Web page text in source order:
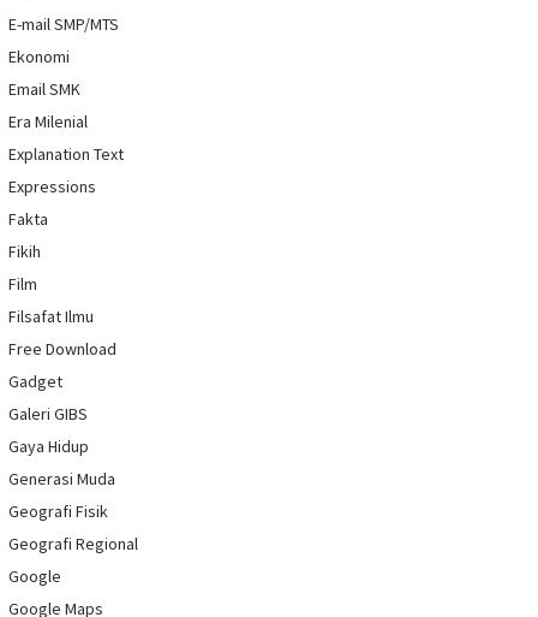
E-mail SMP/MTS
Ekonomi
Email SMK
Era Milenial
Explanation Text
Expressions
Fakta
Fikih
Film
Filsafat Ilmu
Free Download
Gadget
Galeri GIBS
Gaya Hidup
Generasi Muda
Geografi Fisik
Geografi Regional
Google
Google Maps